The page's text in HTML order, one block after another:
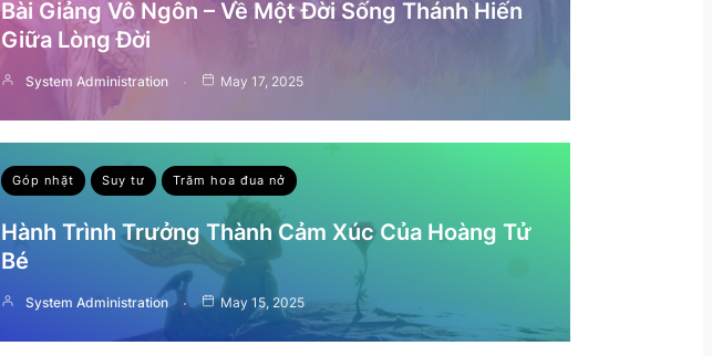
Bài Giảng Vô Ngôn – Về Một Đời Sống Thánh Hiến
Giữa Lòng Đời
System Administration May 17, 2025
Góp nhặt Suy tư Trăm hoa đua nở
Hành Trình Trưởng Thành Cảm Xúc Của Hoàng Tử
Bé
System Administration May 15, 2025